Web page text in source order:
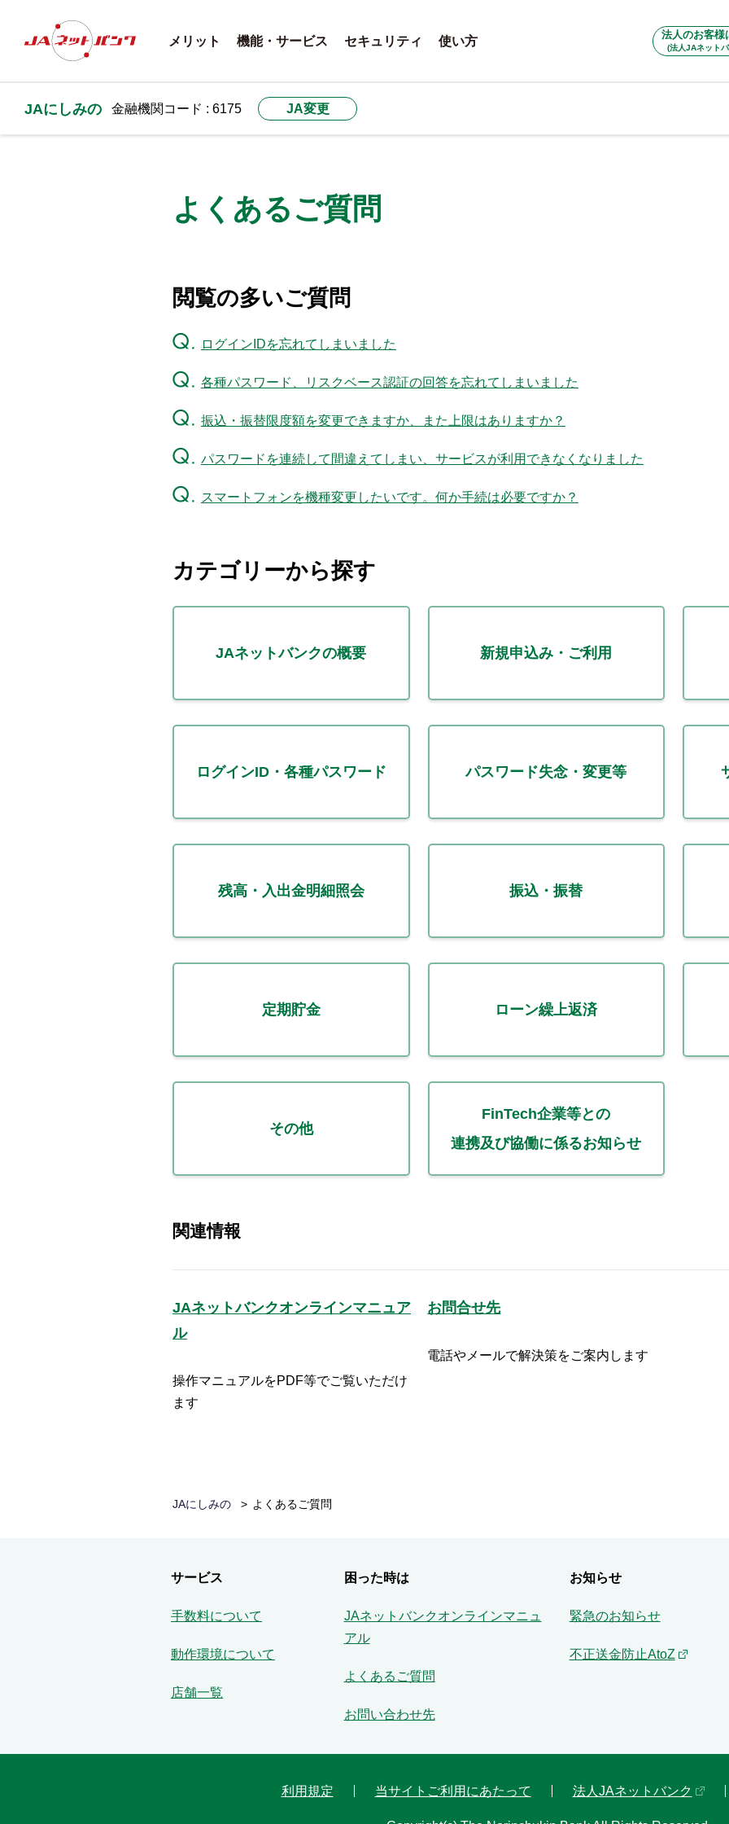
法人のお客様
(法人JAネット
メリット 機能・サービス セキュリティ 使い方
JAにしみの 金融機関コード : 6175 JA変更
よくあるご質問
閲覧の多いご質問
ログインIDを忘れてしまいました
各種パスワード、リスクベース認証の回答を忘れてしまいました
振込・振替限度額を変更できますか、また上限はありますか？
パスワードを連続して間違えてしまい、サービスが利用できなくなりました
スマートフォンを機種変更したいです。何か手続は必要ですか？
カテゴリーから探す
JAネットバンクの概要 新規申込み・ご利用
ログインID・各種パスワード パスワード失念・変更等
残高・入出金明細照会 振込・振替
定期貯金 ローン繰上返済
その他
FinTech企業等との
連携及び協働に係るお知らせ
関連情報
JAネットバンクオンラインマニュア
ル
操作マニュアルをPDF等でご覧いただけ
ます
お問合せ先
電話やメールで解決策をご案内します
JAにしみの よくあるご質問
サービス
手数料について
動作環境について
店舗一覧
困った時は
JAネットバンクオンラインマニュ
アル
よくあるご質問
お問い合わせ先
お知らせ
緊急のお知らせ
不正送金防止AtoZ
利用規定 当サイトご利用にあたって 法人JAネットバンク